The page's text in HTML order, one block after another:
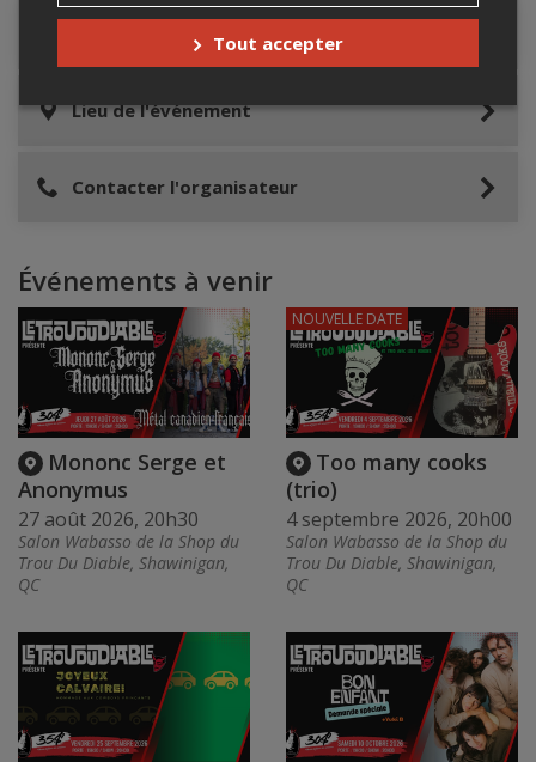
Détails de l'événement
Lieu de l'événement
Contacter l'organisateur
Événements à venir
Mononc Serge et
Anonymus
27 août 2026, 20h30
Salon Wabasso de la Shop du
Trou Du Diable, Shawinigan,
QC
Too many cooks
(trio)
4 septembre 2026, 20h00
Salon Wabasso de la Shop du
Trou Du Diable, Shawinigan,
QC
NOUVELLE DATE
Tout accepter